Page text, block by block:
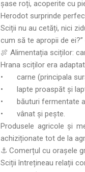
șase roți, acoperite cu
Herodot surprinde
Sciții nu au cetăți, nici
cum să te apropii de
🍖 Alimentația sciților:
Hrana sciților era
•
carne (principala
•
lapte proaspăt și
•
băuturi fermentate
•
vânat și pește.
Produsele agricole și
achiziționate tot de la
⚓ Comerțul cu orașele
Sciții întrețineau relații